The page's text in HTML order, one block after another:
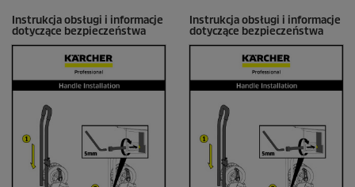
Instrukcja obsługi i informacje
dotyczące bezpieczeństwa
Instrukcja obsługi i informacje
dotyczące bezpieczeństwa